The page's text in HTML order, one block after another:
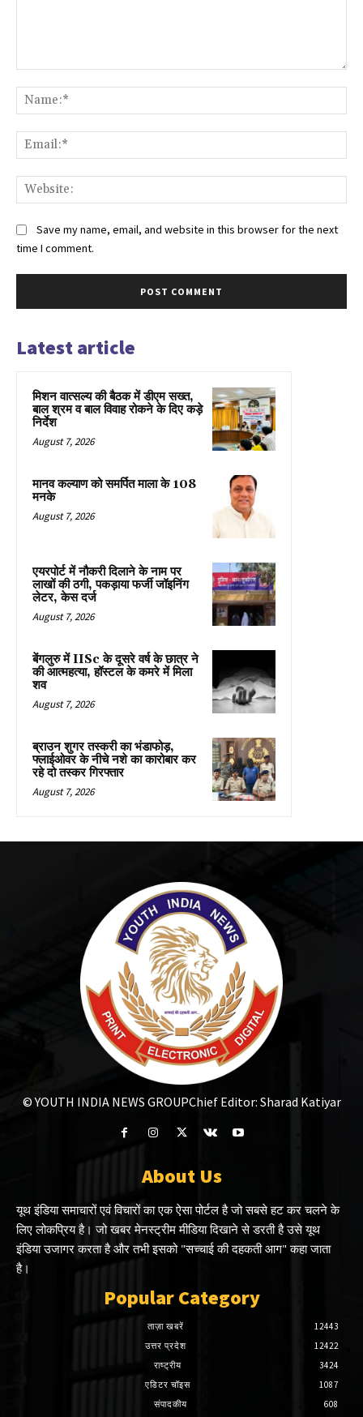
Save my name, email, and website in this browser for the next
time I comment.
Latest article
मिशन वात्सल्य की बैठक में डीएम सख्त,
बाल श्रम व बाल विवाह रोकने के दिए कड़े
निर्देश
August 7, 2026
मानव कल्याण को समर्पित माला के 108
मनके
August 7, 2026
एयरपोर्ट में नौकरी दिलाने के नाम पर
लाखों की ठगी, पकड़ाया फर्जी जॉइनिंग
लेटर, केस दर्ज
August 7, 2026
बेंगलुरु में IISc के दूसरे वर्ष के छात्र ने
की आत्महत्या, हॉस्टल के कमरे में मिला
शव
August 7, 2026
ब्राउन शुगर तस्करी का भंडाफोड़,
फ्लाईओवर के नीचे नशे का कारोबार कर
रहे दो तस्कर गिरफ्तार
August 7, 2026
© YOUTH INDIA NEWS GROUPChief Editor: Sharad Katiyar
About Us
यूथ इंडिया समाचारों एवं विचारों का एक ऐसा पोर्टल है जो सबसे हट कर चलने के
लिए लोकप्रिय है। जो खबर मेनस्ट्रीम मीडिया दिखाने से डरती है उसे यूथ
इंडिया उजागर करता है और तभी इसको "सच्चाई की दहकती आग" कहा जाता
है।
Popular Category
ताज़ा खबरें
12443
उत्तर प्रदेश
12422
राष्ट्रीय
3424
एडिटर चॉइस
1087
संपादकीय
608